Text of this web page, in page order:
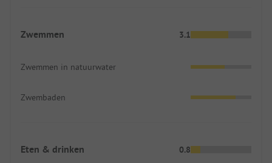
Zwemmen 3.1
Zwemmen in natuurwater
Zwembaden
Eten & drinken 0.8